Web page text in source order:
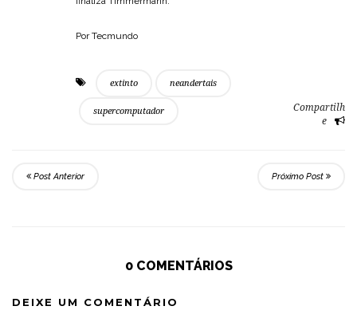
Por Tecmundo
extinto neandertais
supercomputador
Compartilh
e
Post Anterior Próximo Post
0 COMENTÁRIOS
DEIXE UM COMENTÁRIO